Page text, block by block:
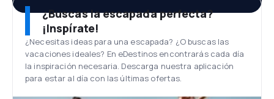
¿Buscas la escapada perfecta?
¡Inspírate!
¿Necesitas ideas para una escapada? ¿O buscas las
vacaciones ideales? En eDestinos encontrarás cada día
la inspiración necesaria. Descarga nuestra aplicación
para estar al día con las últimas ofertas.